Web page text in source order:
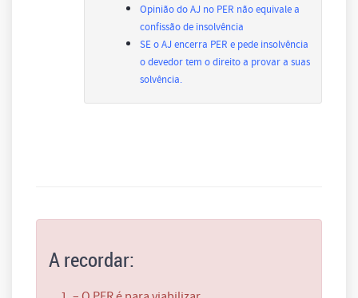
Opinião do AJ no PER não equivale a
confissão de insolvência
SE o AJ encerra PER e pede insolvência
o devedor tem o direito a provar a suas
solvência.
A recordar: